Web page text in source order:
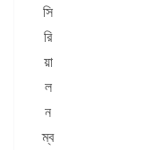
সি
রি
য়া
ল
ন
ম্ব